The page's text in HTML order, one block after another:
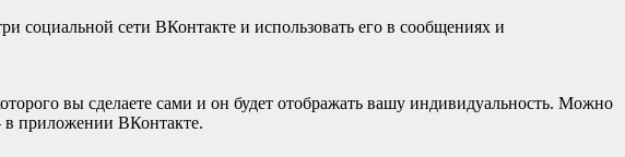
социальной сети ВКонтакте и использовать его в сообщениях и
вы сделаете сами и он будет отображать вашу индивидуальность. Можно
в приложении ВКонтакте.